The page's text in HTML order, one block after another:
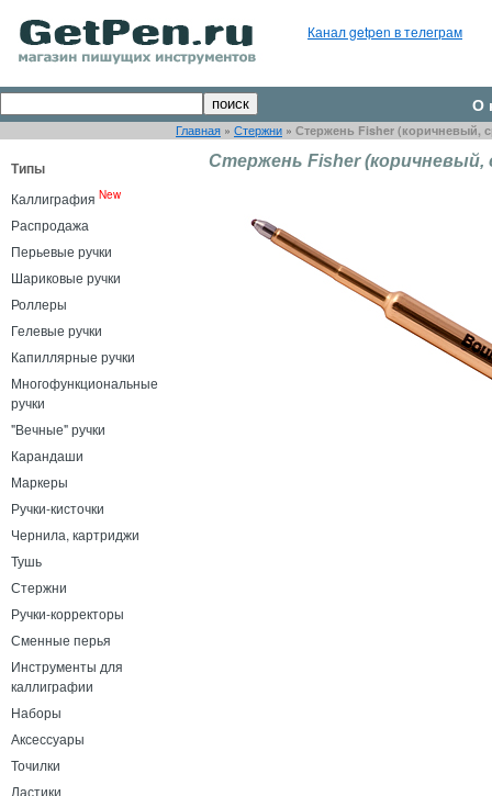
Канал getpen в телеграм
О
Главная » Стержни » Стержень Fisher (коричневый,
Типы
Каллиграфия New
Распродажа
Перьевые ручки
Шариковые ручки
Роллеры
Гелевые ручки
Капиллярные ручки
Многофункциональные
ручки
"Вечные" ручки
Карандаши
Маркеры
Ручки-кисточки
Чернила, картриджи
Тушь
Стержни
Ручки-корректоры
Сменные перья
Инструменты для
каллиграфии
Наборы
Аксессуары
Точилки
Ластики
Стержень Fisher (коричневый,